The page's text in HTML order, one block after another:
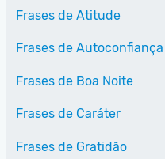
Frases de Atitude
Frases de Autoconfiança
Frases de Boa Noite
Frases de Caráter
Frases de Gratidão